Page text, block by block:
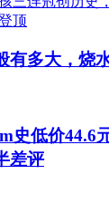
有多大，烧
史低价44.6
差评